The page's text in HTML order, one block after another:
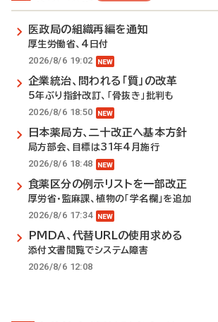
医政局の組織再編を通知
厚生労働省、4日付
2026/8/6 19:02
企業統治、問われる「質」の改革
5年ぶり指針改訂、「骨抜き」批判も
2026/8/6 18:50
日本薬局方、二十改正へ基本方針
局方部会、目標は31年4月施行
2026/8/6 18:48
食薬区分の例示リストを一部改正
厚労省・監麻課、植物の「学名欄」を追加
2026/8/6 17:34
PMDA、代替URLの使用求める
添付文書閲覧でシステム障害
2026/8/6 12:08